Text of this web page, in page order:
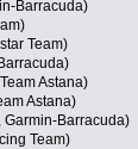
Barracuda)
Team)
Astana)
Astana)
Garmin-Barracuda)
Team)